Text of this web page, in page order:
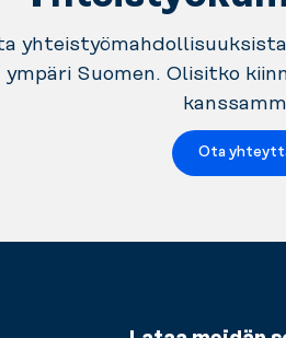
ympäri Suomen. Olisitko
Ota